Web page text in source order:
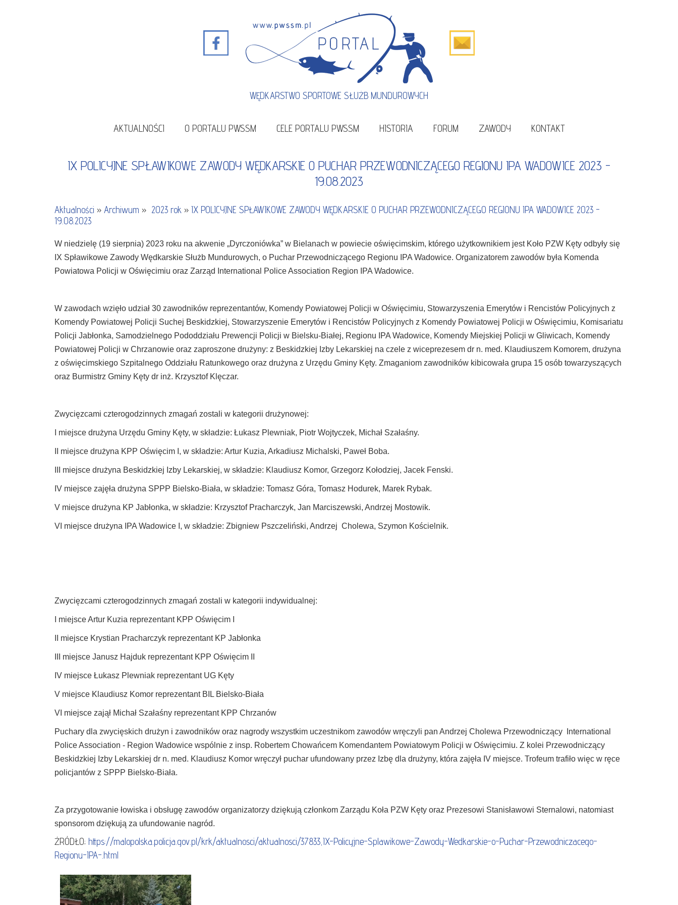
WĘDKARSTWO SPORTOWE SŁUŻB MUNDUROWYCH
AKTUALNOŚCI O PORTALU PWSSM CELE PORTALU PWSSM HISTORIA FORUM ZAWODY KONTAKT
IX POLICYJNE SPŁAWIKOWE ZAWODY WĘDKARSKIE O PUCHAR PRZEWODNICZĄCEGO REGIONU IPA WADOWICE 2023 -
19.08.2023
Aktualności » Archiwum » 2023 rok » IX POLICYJNE SPŁAWIKOWE ZAWODY WĘDKARSKIE O PUCHAR PRZEWODNICZĄCEGO REGIONU IPA WADOWICE 2023 -
19.08.2023
W niedzielę (19 sierpnia) 2023 roku na akwenie „Dyrczoniówka” w Bielanach w powiecie oświęcimskim, którego użytkownikiem jest Koło PZW Kęty odbyły się
IX Spławikowe Zawody Wędkarskie Służb Mundurowych, o Puchar Przewodniczącego Regionu IPA Wadowice. Organizatorem zawodów była Komenda
Powiatowa Policji w Oświęcimiu oraz Zarząd International Police Association Region IPA Wadowice.
W zawodach wzięło udział 30 zawodników reprezentantów, Komendy Powiatowej Policji w Oświęcimiu, Stowarzyszenia Emerytów i Rencistów Policyjnych z
Komendy Powiatowej Policji Suchej Beskidzkiej, Stowarzyszenie Emerytów i Rencistów Policyjnych z Komendy Powiatowej Policji w Oświęcimiu, Komisariatu
Policji Jabłonka, Samodzielnego Pododdziału Prewencji Policji w Bielsku-Białej, Regionu IPA Wadowice, Komendy Miejskiej Policji w Gliwicach, Komendy
Powiatowej Policji w Chrzanowie oraz zaproszone drużyny: z Beskidzkiej Izby Lekarskiej na czele z wiceprezesem dr n. med. Klaudiuszem Komorem, drużyna
z oświęcimskiego Szpitalnego Oddziału Ratunkowego oraz drużyna z Urzędu Gminy Kęty. Zmaganiom zawodników kibicowała grupa 15 osób towarzyszących
oraz Burmistrz Gminy Kęty dr inż. Krzysztof Klęczar.
Zwycięzcami czterogodzinnych zmagań zostali w kategorii drużynowej:
I miejsce drużyna Urzędu Gminy Kęty, w składzie: Łukasz Plewniak, Piotr Wojtyczek, Michał Szałaśny.
II miejsce drużyna KPP Oświęcim I, w składzie: Artur Kuzia, Arkadiusz Michalski, Paweł Boba.
III miejsce drużyna Beskidzkiej Izby Lekarskiej, w składzie: Klaudiusz Komor, Grzegorz Kołodziej, Jacek Fenski.
IV miejsce zajęła drużyna SPPP Bielsko-Biała, w składzie: Tomasz Góra, Tomasz Hodurek, Marek Rybak.
V miejsce drużyna KP Jabłonka, w składzie: Krzysztof Pracharczyk, Jan Marciszewski, Andrzej Mostowik.
VI miejsce drużyna IPA Wadowice I, w składzie: Zbigniew Pszczeliński, Andrzej Cholewa, Szymon Kościelnik.
Zwycięzcami czterogodzinnych zmagań zostali w kategorii indywidualnej:
I miejsce Artur Kuzia reprezentant KPP Oświęcim I
II miejsce Krystian Pracharczyk reprezentant KP Jabłonka
III miejsce Janusz Hajduk reprezentant KPP Oświęcim II
IV miejsce Łukasz Plewniak reprezentant UG Kęty
V miejsce Klaudiusz Komor reprezentant BIL Bielsko-Biała
VI miejsce zajął Michał Szałaśny reprezentant KPP Chrzanów
Puchary dla zwycięskich drużyn i zawodników oraz nagrody wszystkim uczestnikom zawodów wręczyli pan Andrzej Cholewa Przewodniczący
International
Police Association - Region Wadowice wspólnie z insp. Robertem Chowańcem Komendantem Powiatowym Policji w Oświęcimiu. Z kolei Przewodniczący
Beskidzkiej Izby Lekarskiej dr n. med. Klaudiusz Komor wręczył puchar ufundowany przez Izbę dla drużyny, która zajęła IV miejsce. Trofeum trafiło więc w ręce
policjantów z SPPP Bielsko-Biała.
Za przygotowanie łowiska i obsługę zawodów organizatorzy dziękują członkom Zarządu Koła PZW Kęty oraz Prezesowi Stanisławowi Sternalowi, natomiast
sponsorom dziękują za ufundowanie nagród.
ŹRÓDŁO; https://malopolska.policja.gov.pl/krk/aktualnosci/aktualnosci/37833,IX-Policyjne-Splawikowe-Zawody-Wedkarskie-o-Puchar-Przewodniczacego-
Regionu-IPA-.html